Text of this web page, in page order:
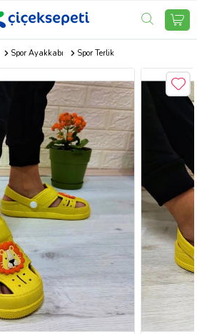
Spor Ayakkabı Spor Terlik